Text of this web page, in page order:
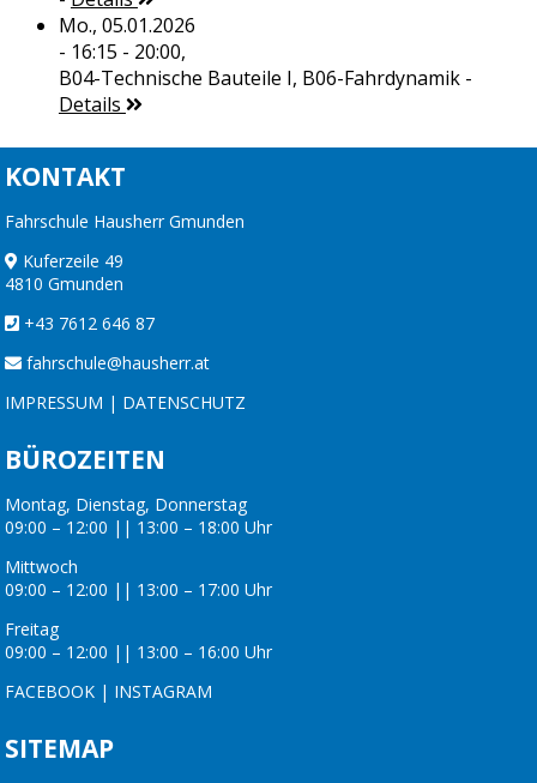
Mo., 05.01.2026
- 16:15 - 20:00,
B04-Technische Bauteile I, B06-Fahrdynamik-
Details
KONTAKT
Fahrschule Hausherr Gmunden
Kuferzeile 49
4810 Gmunden
+43 7612 646 87
fahrschule@hausherr.at
IMPRESSUM | DATENSCHUTZ
BÜROZEITEN
Montag, Dienstag, Donnerstag
09:00 – 12:00 || 13:00 – 18:00 Uhr
Mittwoch
09:00 – 12:00 || 13:00 – 17:00 Uhr
Freitag
09:00 – 12:00 || 13:00 – 16:00 Uhr
FACEBOOK | INSTAGRAM
SITEMAP